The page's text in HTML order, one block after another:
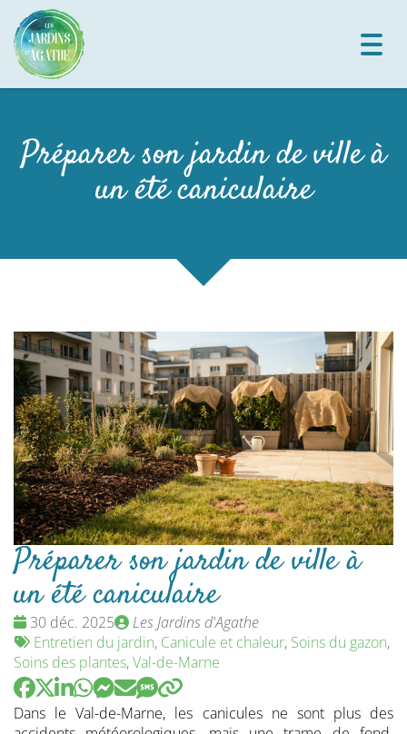
Préparer son jardin de ville à
un été caniculaire
Préparer son jardin de ville à
un été caniculaire
Date
:
30 déc. 2025
Publié
par
Les Jardins d'Agathe
Tags
:
Entretien du jardin, Canicule et chaleur, Soins du gazon,
Soins des plantes,Val-de-Marne
Dans le Val-de-Marne, les canicules ne sont plus des